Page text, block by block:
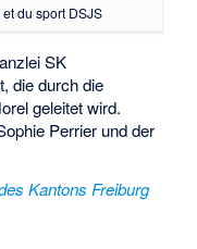
du sport DSJS
SK
die durch die
geleitet wird.
Perrier und der
Kantons Freiburg